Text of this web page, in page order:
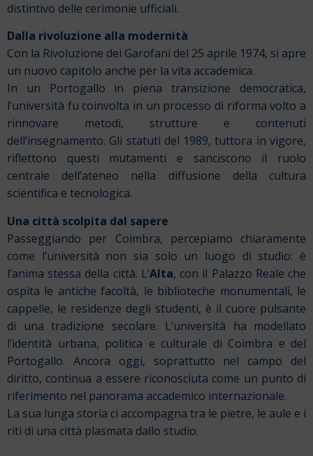
distintivo delle cerimonie ufficiali.
Dalla rivoluzione alla modernità
Con la Rivoluzione dei Garofani del 25 aprile 1974, si apre
un nuovo capitolo anche per la vita accademica.
In un Portogallo in piena transizione democratica,
l’università fu coinvolta in un processo di riforma volto a
rinnovare metodi, strutture e contenuti
dell’insegnamento. Gli statuti del 1989, tuttora in vigore,
riflettono questi mutamenti e sanciscono il ruolo
centrale dell’ateneo nella diffusione della cultura
scientifica e tecnologica.
Una città scolpita dal sapere
Passeggiando per Coimbra, percepiamo chiaramente
come l’università non sia solo un luogo di studio: è
l’anima stessa della città. L’Alta, con il Palazzo Reale che
ospita le antiche facoltà, le biblioteche monumentali, le
cappelle, le residenze degli studenti, è il cuore pulsante
di una tradizione secolare. L’università ha modellato
l’identità urbana, politica e culturale di Coimbra e del
Portogallo. Ancora oggi, soprattutto nel campo del
diritto, continua a essere riconosciuta come un punto di
riferimento nel panorama accademico internazionale.
La sua lunga storia ci accompagna tra le pietre, le aule e i
riti di una città plasmata dallo studio.